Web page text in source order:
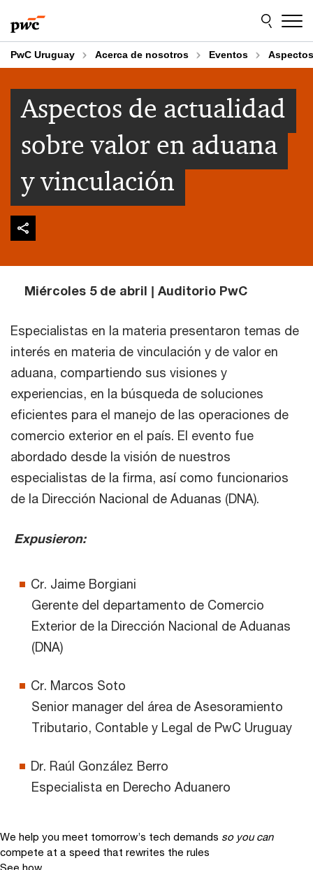
to
content
to
footer
PwC Uruguay Acerca de nosotros Eventos
Aspectos de actualidad
sobre valor en aduana
y vinculación
Miércoles 5 de abril | Auditorio PwC
Especialistas en la materia presentaron temas de
interés en materia de vinculación y de valor en
aduana, compartiendo sus visiones y
experiencias, en la búsqueda de soluciones
eficientes para el manejo de las operaciones de
comercio exterior en el país. El evento fue
abordado desde la visión de nuestros
especialistas de la firma, así como funcionarios
de la Dirección Nacional de Aduanas (DNA).
Expusieron:
Cr. Jaime Borgiani
Gerente del departamento de Comercio
Exterior de la Dirección Nacional de Aduanas
(DNA)
Cr. Marcos Soto
Senior manager del área de Asesoramiento
Tributario, Contable y Legal de PwC Uruguay
Dr. Raúl González Berro
Especialista en Derecho Aduanero
We help you meet tomorrow’s tech demands so you can
compete at a speed that rewrites the rules
See how